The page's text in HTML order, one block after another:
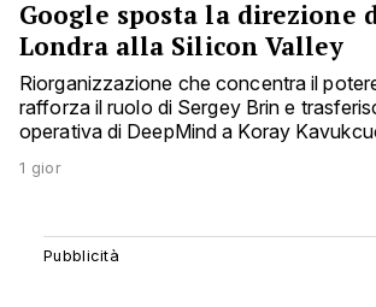
Google sposta la direzione
Londra alla Silicon Valley
Riorganizzazione che concentra il
rafforza il ruolo di Sergey Brin e
operativa di DeepMind a Koray
1 gior